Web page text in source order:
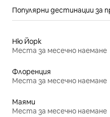
Популярни дестинации за
Ню Йорк
Места за месечно наемане
Флоренция
Места за месечно наемане
Маями
Места за месечно наемане